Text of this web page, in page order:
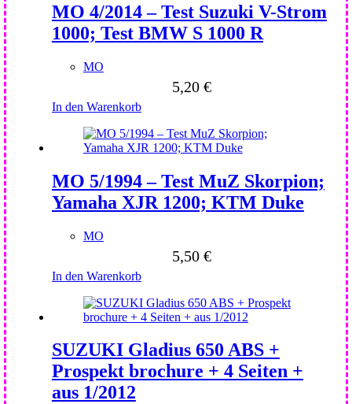
MO 4/2014 – Test Suzuki V-Strom
1000; Test BMW S 1000 R
MO
5,20 €
In den Warenkorb
MO 5/1994 – Test MuZ Skorpion;
Yamaha XJR 1200; KTM Duke
MO
5,50 €
In den Warenkorb
SUZUKI Gladius 650 ABS +
Prospekt brochure + 4 Seiten +
aus 1/2012